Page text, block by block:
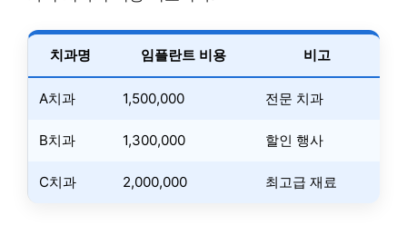
치과명 임플란트 비용 비고
A치과 1,500,000 전문 치과
B치과 1,300,000 할인 행사
C치과 2,000,000 최고급 재료